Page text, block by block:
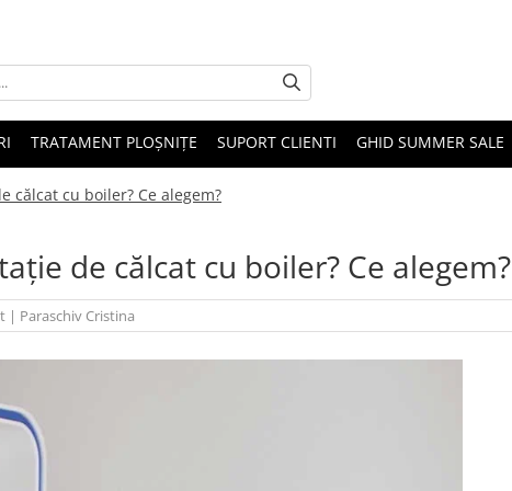
TRATAMENT PLOȘNIȚE SUPORT CLIENTI GHID SUMMER SALE
călcat cu boiler? Ce alegem?
de călcat cu boiler? Ce alegem?
| Paraschiv Cristina